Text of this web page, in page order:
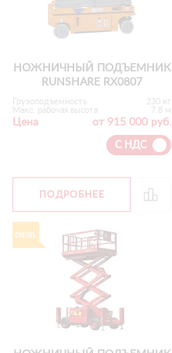
НОЖНИЧНЫЙ ПОДЪЕМНИК
RUNSHARE RX0807
Грузоподъемность
230 кг
Макс. рабочая высота
7.8 м
Цена от 915 000 руб.
С НДС
ПОДРОБНЕЕ